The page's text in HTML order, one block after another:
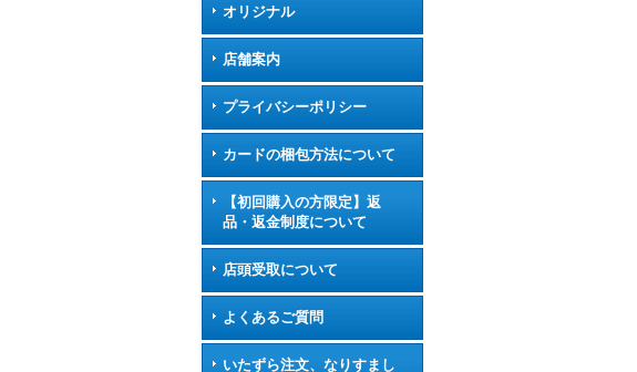
オリジナル
店舗案内
プライバシーポリシー
カードの梱包方法について
【初回購入の方限定】返
品・返金制度について
店頭受取について
よくあるご質問
いたずら注文、なりすまし